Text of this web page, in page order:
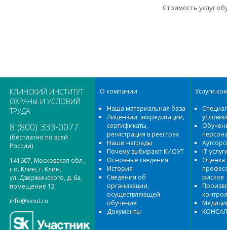
Стоимость услуг
КЛИНСКИЙ ИНСТИТУТ
ОХРАНЫ И УСЛОВИЙ
ТРУДА
8 (800) 333-0077
(бесплатно по всей
России)
141607, Московская обл.,
г.о. Клин, г. Клин,
ул. Дзержинского, д. 6а,
помещение 12
info@kiout.ru
О компании
Наша материальная база
Лицензии, аккредитации,
сертификаты,
регистрация в реестрах
Наши награды
Почему выбирают КИОУТ
Основные сведения
История
Сведения об
организации,
осуществляющей
обучение
Документы
Услуги
IT-
Оценка
рисков